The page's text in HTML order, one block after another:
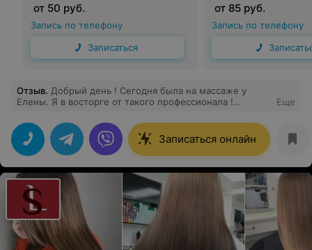
от 50 руб.
Запись по телефону
Записаться
от 85 руб.
Запись по телефону
Отзыв. Добрый день ! Сегодня была на массаже у
Елены. Я в восторге от такого профессионала !
дела.Много умных и значимых рекомендаций
получила !Хочу сказать огромное спасибо Елене !
Еще
Записаться онлайн